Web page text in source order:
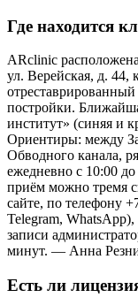
Где находится
ARclinic
ул. Верейская, д. 44,
постройки.
институт» (синяя и
Ориентиры: между
Обводного канала,
ежедневно с 10:00
приём можно тремя
сайте, по телефону
Telegram,
записи
минут. — Анна
Есть ли